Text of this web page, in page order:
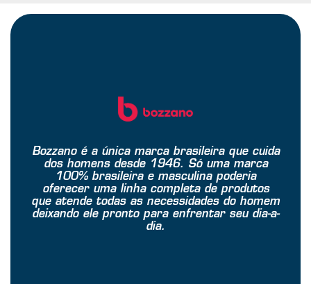
Bozzano é a única marca brasileira que cuida
dos homens desde 1946. Só uma marca
100% brasileira e masculina poderia
oferecer uma linha completa de produtos
que atende todas as necessidades do homem
deixando ele pronto para enfrentar seu dia-a-
dia.